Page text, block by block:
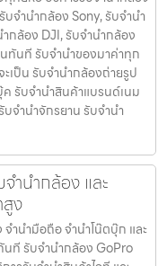
จำนำกล้อง Sony, รับจำนำ
กล้อง DJI, รับจำนำกล้อง
ทันที รับจำนำของมาค่าทุก
เป็น รับจํานํากล้องถ่ายรูป
ค รับจํานําสินค้าแบรนด์เนม
บจํานําจักรยาน รับจํานํา
านํากล้อง และ
ง
ำนำมือถือ จำนำโน๊ตบุ๊ก และ
นที รับจำนำกล้อง GoPro